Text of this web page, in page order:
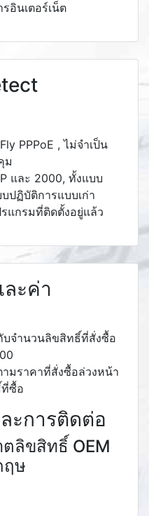
อินเตอร์เน็ต
PPPoE , ไม่จำเป็น
ม
และ 2000, ทั้งแบบ
ปฏิบัติการแบบเก่า
แกรมที่ติดตั้งอยู่แล้ว
ะค่า
บจำนวนลิขสิทธิ์ที่สั่งซื้อ
ามราคาที่สั่งซื้อล่วงหน้า
ซื้อ
การติดต่อ
ลิขสิทธิ์ OEM
ฤษ